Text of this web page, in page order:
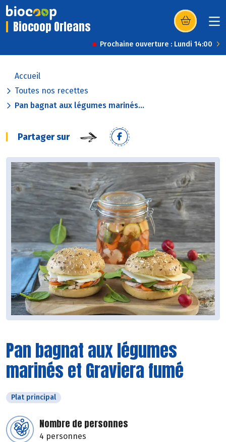
Biocoop Orleans (s’ouvre dans
Prochaine ouverture : Lundi 14:00
Accueil
Toutes nos recettes
Pan bagnat aux légumes marinés...
Partager sur
Pan bagnat aux légumes
marinés et Graviera fumé
Plat principal
Nombre de personnes
4 personnes